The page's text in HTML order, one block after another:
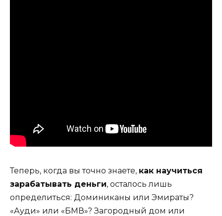
Теперь, когда вы точно знаете, как научиться
зарабатывать деньги, осталось лишь
определиться: Доминиканы или Эмираты?
«Ауди» или «БМВ»? Загородный дом или